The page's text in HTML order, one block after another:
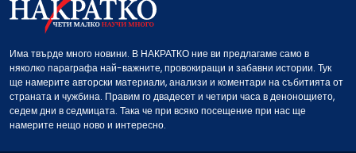
Има твърде много новини. В НАКРАТКО ние ви предлагаме само в
няколко параграфа най-важните, провокиращи и забавни истории. Тук
ще намерите авторски материали, анализи и коментари на събитията от
страната и чужбина. Правим го двадесет и четири часа в денонощието,
седем дни в седмицата. Така че при всяко посещение при нас ще
намерите нещо ново и интересно.